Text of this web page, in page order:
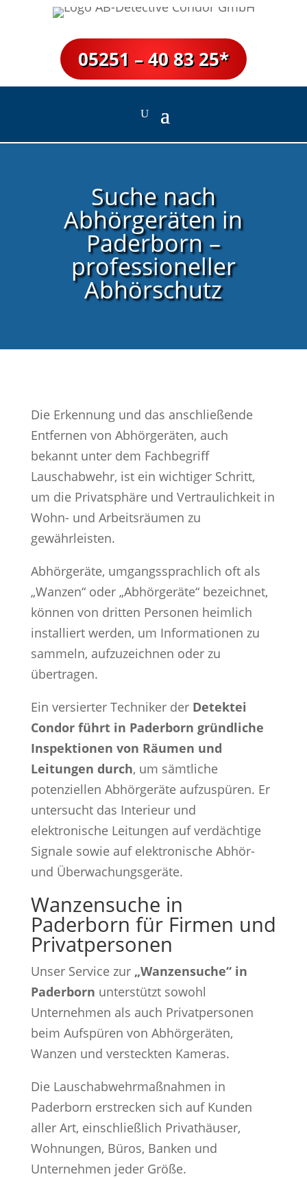
05251 – 40 83 25*
Suche nach
Abhörgeräten in
Paderborn –
professioneller
Abhörschutz
Die Erkennung und das anschließende
Entfernen von Abhörgeräten, auch
bekannt unter dem Fachbegriff
Lauschabwehr, ist ein wichtiger Schritt,
um die Privatsphäre und Vertraulichkeit in
Wohn- und Arbeitsräumen zu
gewährleisten.
Abhörgeräte, umgangssprachlich oft als
„Wanzen“ oder „Abhörgeräte“ bezeichnet,
können von dritten Personen heimlich
installiert werden, um Informationen zu
sammeln, aufzuzeichnen oder zu
übertragen.
Ein versierter Techniker der Detektei
Condor führt in Paderborn gründliche
Inspektionen von Räumen und
Leitungen durch, um sämtliche
potenziellen Abhörgeräte aufzuspüren. Er
untersucht das Interieur und
elektronische Leitungen auf verdächtige
Signale sowie auf elektronische Abhör-
und Überwachungsgeräte.
Wanzensuche in
Paderborn für Firmen und
Privatpersonen
Unser Service zur „Wanzensuche“ in
Paderborn unterstützt sowohl
Unternehmen als auch Privatpersonen
beim Aufspüren von Abhörgeräten,
Wanzen und versteckten Kameras.
Die Lauschabwehrmaßnahmen in
Paderborn erstrecken sich auf Kunden
aller Art, einschließlich Privathäuser,
Wohnungen, Büros, Banken und
Unternehmen jeder Größe.